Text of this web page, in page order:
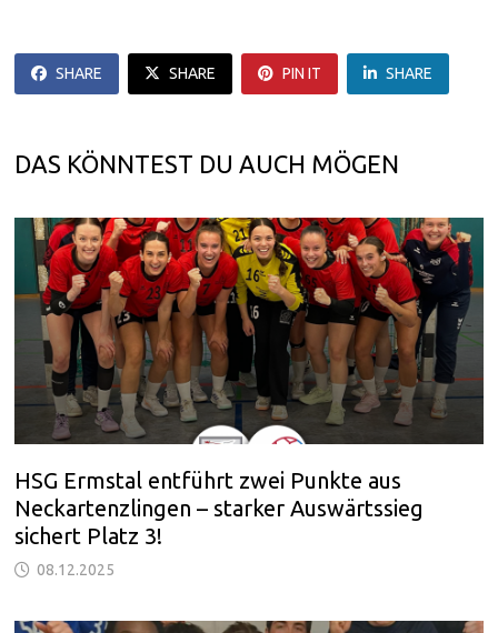
SHARE SHARE PIN IT SHARE
DAS KÖNNTEST DU AUCH MÖGEN
HSG Ermstal entführt zwei Punkte aus
Neckartenzlingen – starker Auswärtssieg
sichert Platz 3!
08.12.2025